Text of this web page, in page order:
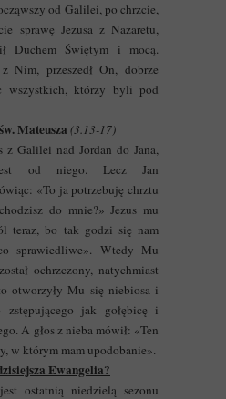
od Galilei, po chrzcie,
sprawę Jezusa z Nazaretu,
Duchem Świętym i mocą.
Nim, przeszedł On, dobrze
wszystkich, którzy byli pod
Mateusza (3.13-17)
z Galilei nad Jordan do Jana,
od niego. Lecz Jan
«To ja potrzebuję chrztu
do mnie?» Jezus mu
teraz, bo tak godzi się nam
sprawiedliwe». Wtedy Mu
ochrzczony, natychmiast
otworzyły Mu się niebiosa i
zstępującego jak gołębicę i
A głos z nieba mówił: «Ten
w którym mam upodobanie».
Ewangelia?
ostatnią niedzielą sezonu